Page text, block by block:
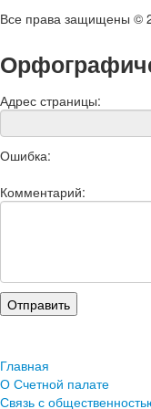
Все права защищены ©
Адрес страницы:
Ошибка:
Комментарий:
Главная
О Счетной палате
Связь с